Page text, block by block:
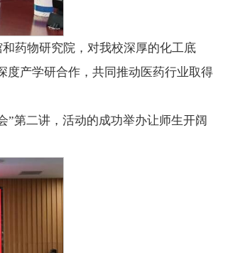
药物研究院，对我校深厚的化工底
度产学研合作，共同推动医药行业取得
”第二讲，活动的成功举办让师生开阔